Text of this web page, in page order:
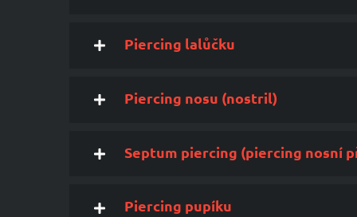
Piercing lalůčku
Piercing nosu (nostril)
Septum piercing (piercing nosní
Piercing pupíku